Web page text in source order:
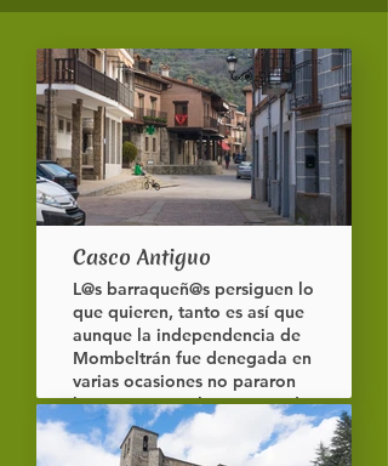
Casco Antiguo
L@s barraqueñ@s persiguen lo
que quieren, tanto es así que
aunque la independencia de
Mombeltrán fue denegada en
varias ocasiones no pararon
hasta conseguirla a manos de
Carlos II.